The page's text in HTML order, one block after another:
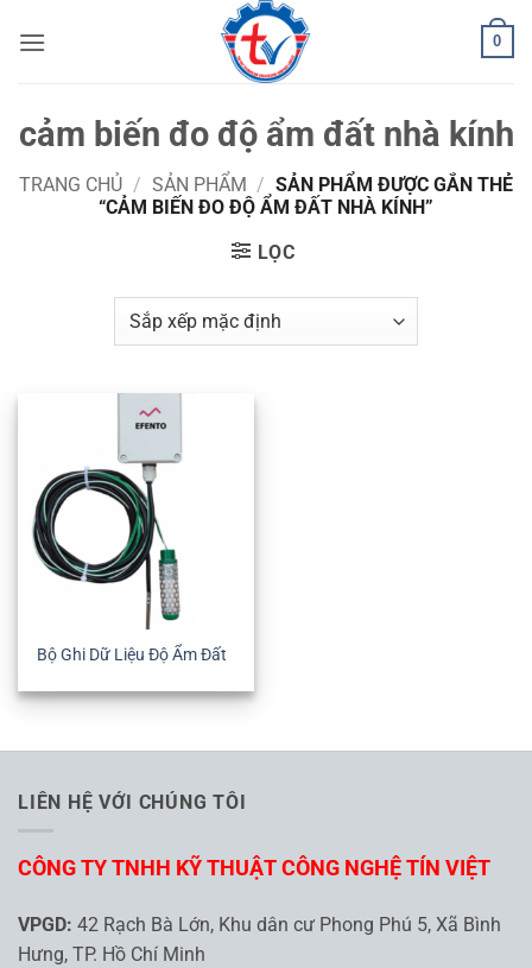
qua
0
cảm biến đo độ ẩm đất nhà kính
TRANG CHỦ / SẢN PHẨM / SẢN PHẨM ĐƯỢC GẮN THẺ
“CẢM BIẾN ĐO ĐỘ ẨM ĐẤT NHÀ KÍNH”
LỌC
Bộ Ghi Dữ Liệu Độ Ẩm Đất
LIÊN HỆ VỚI CHÚNG TÔI
CÔNG TY TNHH KỸ THUẬT CÔNG NGHỆ TÍN VIỆT
VPGD: 42 Rạch Bà Lớn, Khu dân cư Phong Phú 5, Xã Bình
Hưng, TP. Hồ Chí Minh